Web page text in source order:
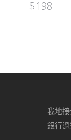
$198
我地
銀行